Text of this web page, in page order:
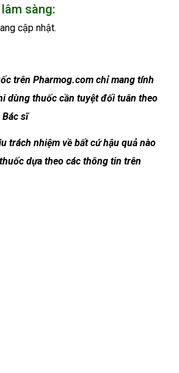
sàng:
cập nhật.
trên Pharmog.com chỉ mang tính
dùng thuốc cần tuyệt đối tuân theo
sĩ
trách nhiệm về bất cứ hậu quả nào
dựa theo các thông tin trên